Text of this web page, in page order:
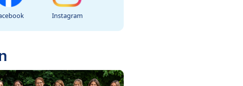
Instagram